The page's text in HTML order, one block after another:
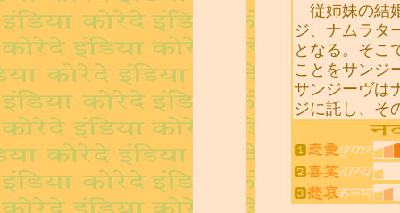
従姉妹の結
ジ、ナムラタ
となる。そこ
ことをサンジ
サンジーヴは
ジに託し、そ